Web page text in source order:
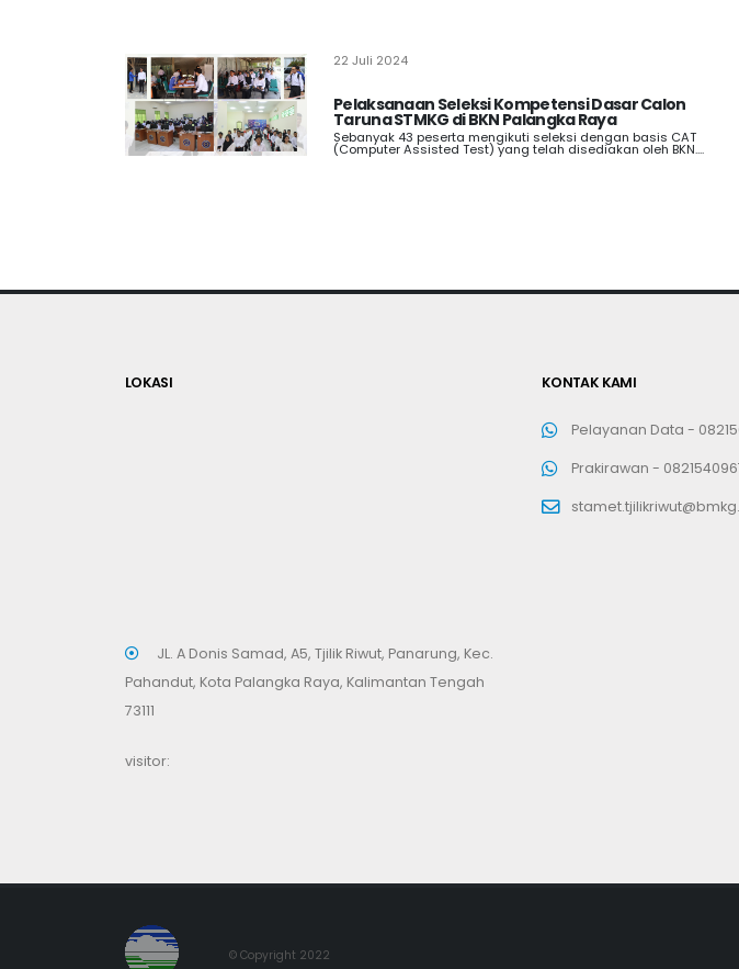
22 Juli 2024
Pelaksanaan Seleksi Kompetensi Dasar Calon
Taruna STMKG di BKN Palangka Raya
Sebanyak 43 peserta mengikuti seleksi dengan basis CAT
(Computer Assisted Test) yang telah disediakan oleh BKN....
LOKASI
JL. A Donis Samad, A5, Tjilik Riwut, Panarung, Kec.
Pahandut, Kota Palangka Raya, Kalimantan Tengah
73111
KONTAK KAMI
Pelayanan Data -
Prakirawan -
visitor:
© Copyright 2022